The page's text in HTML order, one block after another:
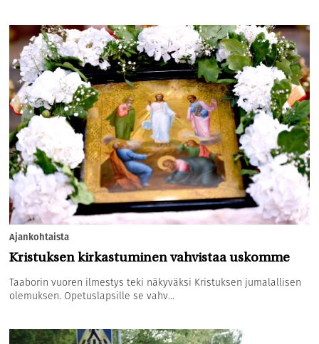
Ajankohtaista
Kristuksen kirkastuminen vahvistaa uskomme
Taaborin vuoren ilmestys teki näkyväksi Kristuksen jumalallisen
olemuksen. Opetuslapsille se vahv...